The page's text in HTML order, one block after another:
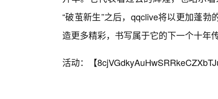
“破茧新生”之后，qqclive将以更加蓬
造更多精彩，书写属于它的下一个十年
活动：【